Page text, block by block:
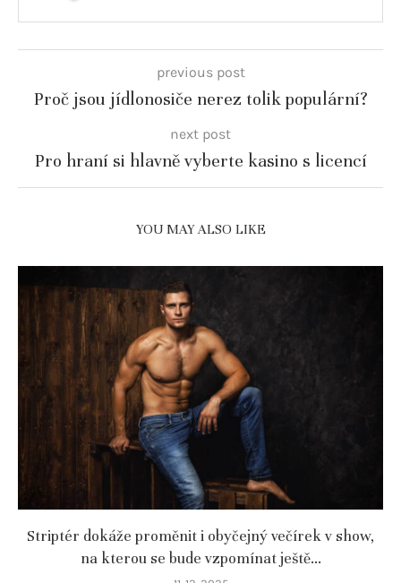
previous post
Proč jsou jídlonosiče nerez tolik populární?
next post
Pro hraní si hlavně vyberte kasino s licencí
YOU MAY ALSO LIKE
Striptér dokáže proměnit i obyčejný večírek v show,
na kterou se bude vzpomínat ještě...